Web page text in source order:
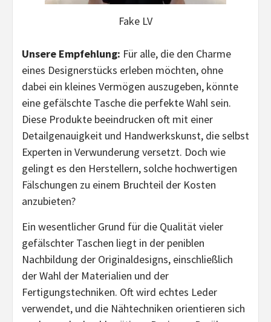
Fake LV
Unsere Empfehlung: Für alle, die den Charme
eines Designerstücks erleben möchten, ohne
dabei ein kleines Vermögen auszugeben, könnte
eine gefälschte Tasche die perfekte Wahl sein.
Diese Produkte beeindrucken oft mit einer
Detailgenauigkeit und Handwerkskunst, die selbst
Experten in Verwunderung versetzt. Doch wie
gelingt es den Herstellern, solche hochwertigen
Fälschungen zu einem Bruchteil der Kosten
anzubieten?
Ein wesentlicher Grund für die Qualität vieler
gefälschter Taschen liegt in der peniblen
Nachbildung der Originaldesigns, einschließlich
der Wahl der Materialien und der
Fertigungstechniken. Oft wird echtes Leder
verwendet, und die Nähtechniken orientieren sich